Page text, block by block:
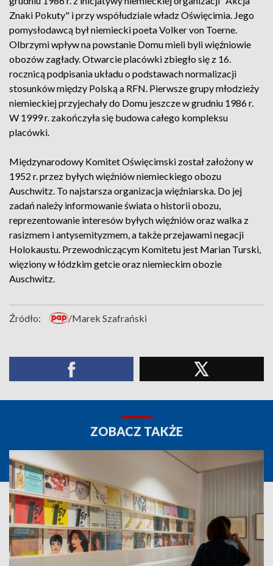
Znaki Pokuty" i przy współudziale władz Oświęcimia. Jego
pomysłodawcą był niemiecki poeta Volker von Toerne.
Olbrzymi wpływ na powstanie Domu mieli byli więźniowie
obozów zagłady. Otwarcie placówki zbiegło się z 16.
rocznicą podpisania układu o podstawach normalizacji
stosunków między Polską a RFN. Pierwsze grupy młodzieży
niemieckiej przyjechały do Domu jeszcze w grudniu 1986 r.
W 1999 r. zakończyła się budowa całego kompleksu
placówki.
Międzynarodowy Komitet Oświęcimski został założony w
1952 r. przez byłych więźniów niemieckiego obozu
Auschwitz. To najstarsza organizacja więźniarska. Do jej
zadań należy informowanie świata o historii obozu,
reprezentowanie interesów byłych więźniów oraz walka z
rasizmem i antysemityzmem, a także przejawami negacji
Holokaustu. Przewodniczącym Komitetu jest Marian Turski,
więziony w łódzkim getcie oraz niemieckim obozie
Auschwitz.
Źródło: /Marek Szafrański
ZOBACZ TAKŻE